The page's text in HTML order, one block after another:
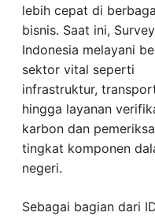
lebih cepat di
bisnis. Saat ini,
Indonesia melayani
sektor vital seperti
infrastruktur,
hingga layanan
karbon dan
tingkat komponen
negeri.
Sebagai bagian dari